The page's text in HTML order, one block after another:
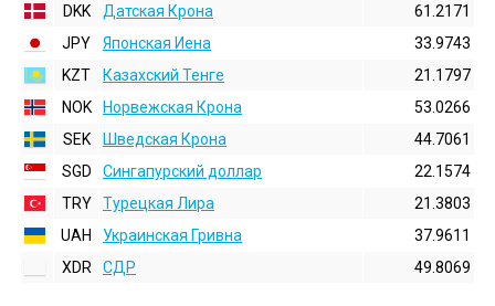
DKK
Датская Крона
61.2171
JPY
Японская Иена
33.9743
KZT
Казахский Тенге
21.1797
NOK
Норвежская Крона
53.0266
SEK
Шведская Крона
44.7061
SGD
Сингапурский доллар
22.1574
TRY
Турецкая Лира
21.3803
UAH
Украинская Гривна
37.9611
XDR
СДР 49.8069